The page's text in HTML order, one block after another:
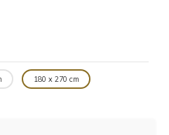
180 x 270 cm